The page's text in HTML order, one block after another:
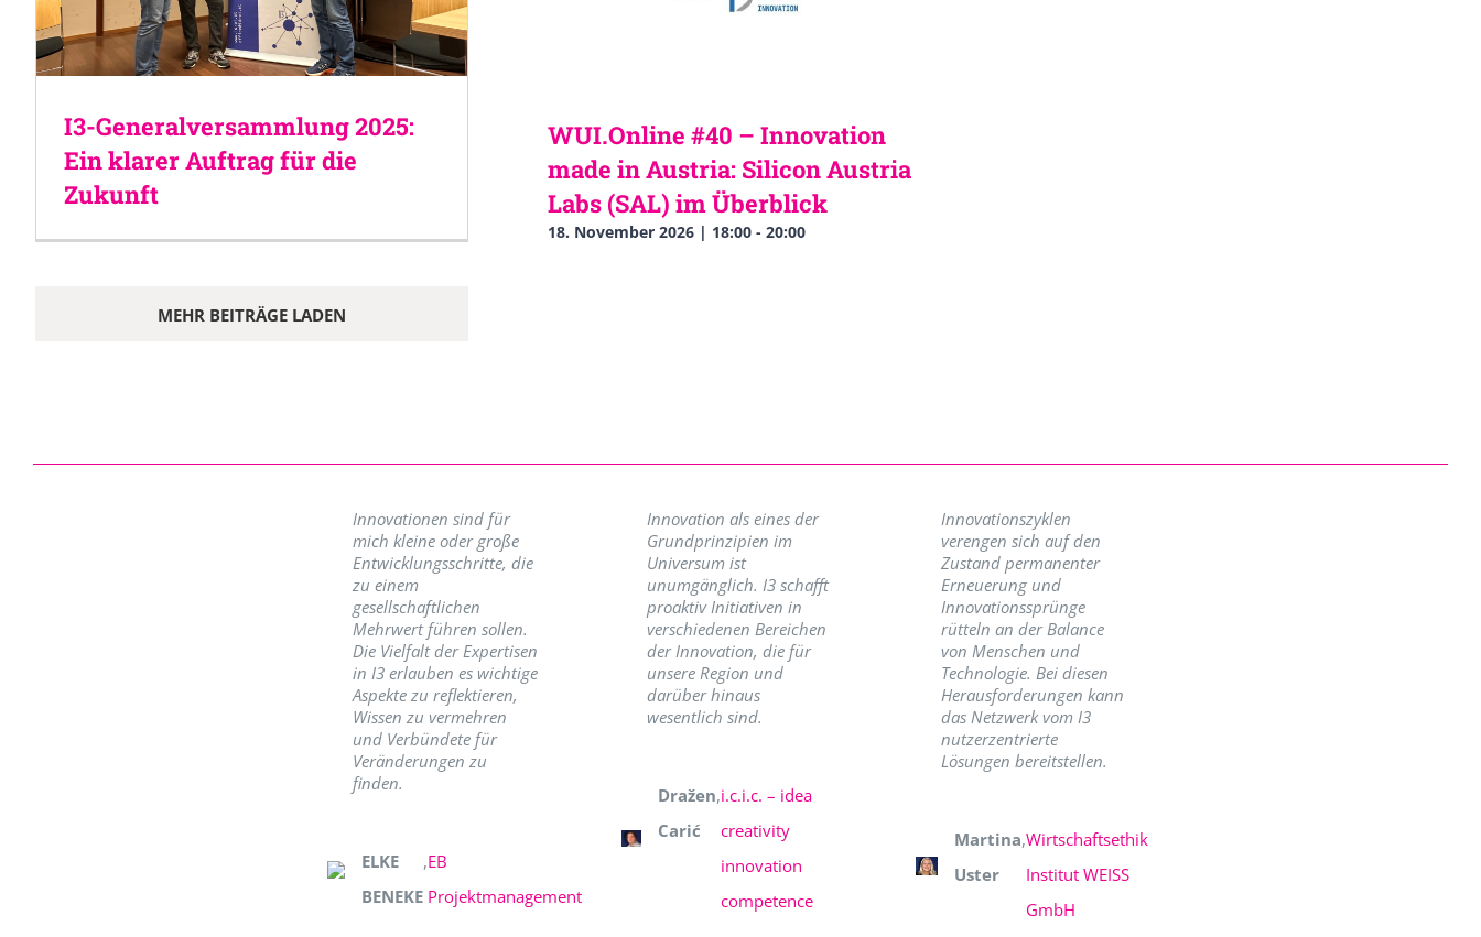
I3-Generalversammlung 2025:
Ein klarer Auftrag für die
Zukunft
MEHR BEITRÄGE LADEN
WUI.Online #40 – Innovation
made in Austria: Silicon Austria
Labs (SAL) im Überblick
18. November 2026 | 18:00- 20:00
Innovationen sind für
mich kleine oder große
Entwicklungsschritte, die
zu einem
gesellschaftlichen
Mehrwert führen sollen.
Die Vielfalt der Expertisen
in I3 erlauben es wichtige
Aspekte zu reflektieren,
Wissen zu vermehren
und Verbündete für
Veränderungen zu
finden.
ELKE
BENEKE
,EB
Projektmanagement
Innovation als eines der
Grundprinzipien im
Universum ist
unumgänglich. I3 schafft
proaktiv Initiativen in
verschiedenen Bereichen
der Innovation, die für
unsere Region und
darüber hinaus
wesentlich sind.
Dražen
Carić
,i.c.i.c. – idea
creativity
innovation
competence
Innovationszyklen
verengen sich auf den
Zustand permanenter
Erneuerung und
Innovationssprünge
rütteln an der Balance
von Menschen und
Technologie. Bei diesen
Herausforderungen kann
das Netzwerk vom I3
nutzerzentrierte
Lösungen bereitstellen.
Martina
Uster
,Wirtschaftsethik
Institut WEISS
GmbH